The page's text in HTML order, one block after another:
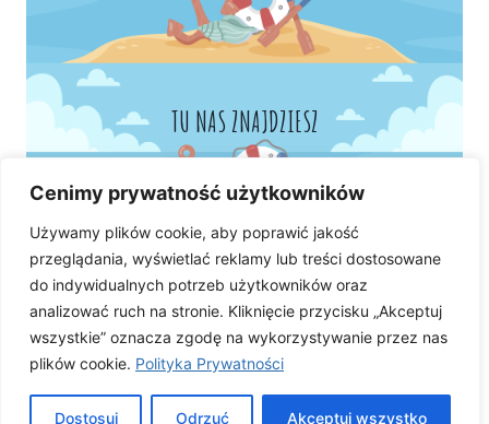
Cenimy prywatność użytkowników
Używamy plików cookie, aby poprawić jakość
przeglądania, wyświetlać reklamy lub treści dostosowane
do indywidualnych potrzeb użytkowników oraz
analizować ruch na stronie. Kliknięcie przycisku „Akceptuj
wszystkie” oznacza zgodę na wykorzystywanie przez nas
plików cookie. Polityka Prywatności
Dostosuj Odrzuć Akceptuj wszystko
TU NAS ZNAJDZIESZ